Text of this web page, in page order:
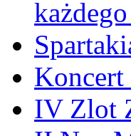
Koncert
IV Zlot